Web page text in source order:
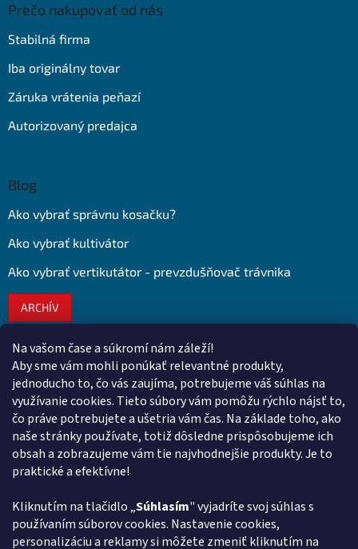
Na vašom čase a súkromí nám záleží!
Aby sme vám mohli ponúkať relevantné produkty,
jednoducho to, čo vás zaujíma, potrebujeme váš súhlas na
využívanie cookies. Tieto súbory vám pomôžu rýchlo nájsť to,
čo práve potrebujete a ušetria vám čas. Na základe toho, ako
naše stránky používate, totiž dôsledne prispôsobujeme ich
obsah a zobrazujeme vám tie najvhodnejšie produkty. Je to
praktické a efektívne!
Kliknutím na tlačidlo „Súhlasím" vyjadríte svoj súhlas s
používaním súborov cookies. Nastavenie cookies,
personalizáciu a reklamy si môžete zmeniť kliknutím na
Prečo nakupovať od nás
Stabilná firma
Iba originálny tovar
Záruka vrátenia peňazí
Autorizovaný predajca
Blog
Ako vybrať správnu kosačku?
Ako vybrať kultivátor
Ako vybrať vertikutátor - prevzdušňovač trávnika
ARCHÍV
Kontakt
obchod@ euroshopy.sk
0911 931 019
0911 931 019
Facebook Euroshopy
Prijímame online platby